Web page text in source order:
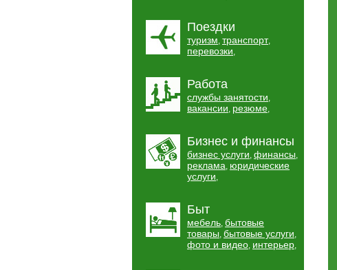
Поездки
туризм, транспорт,
перевозки,
Работа
службы занятости,
вакансии, резюме,
Бизнес и финансы
бизнес услуги, финансы,
реклама, юридические
услуги,
Быт
мебель, бытовые
товары, бытовые услуги,
фото и видео, интерьер,